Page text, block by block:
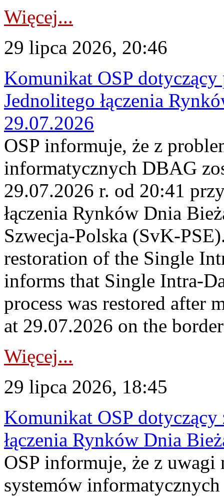
Więcej...
29 lipca 2026, 20:46
Komunikat OSP
Jednolitego łączenia
29.07.2026
OSP informuje, że z
informatycznych DBAG
29.07.2026 r. od 20:41
łączenia Rynków Dnia
Szwecja-Polska (SvK-
restoration of the Single
informs that Single Intra-
process was restored after
at 29.07.2026 on the
Więcej...
29 lipca 2026, 18:45
Komunikat OSP dotyczący
łączenia Rynków Dnia
OSP informuje, że z uwagi
systemów